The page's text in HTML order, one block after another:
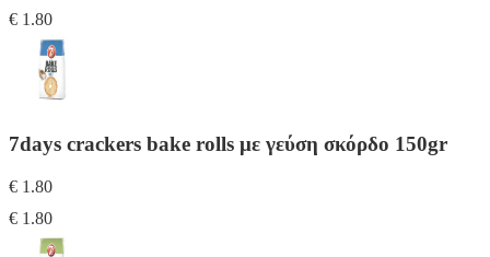
€ 1.80
7days crackers bake rolls με γεύση σκόρδο 150gr
€ 1.80
€ 1.80